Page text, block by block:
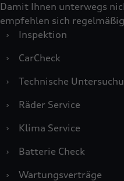
Damit Ihnen unterwegs
empfehlen sich
›
Inspektion
›
CarCheck
›
Technische
›
Räder Service
›
Klima Service
›
Batterie Check
›
Wartungsverträge